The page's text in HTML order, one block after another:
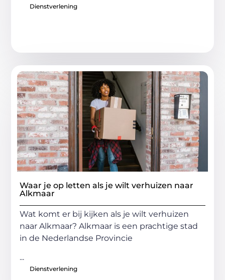
Dienstverlening
Waar je op letten als je wilt verhuizen naar
Alkmaar
Wat komt er bij kijken als je wilt verhuizen
naar Alkmaar? Alkmaar is een prachtige stad
in de Nederlandse Provincie
...
Dienstverlening